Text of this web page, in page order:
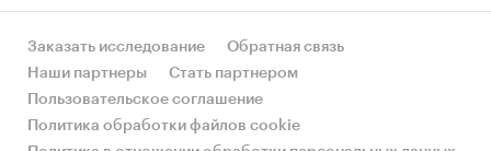
Заказать исследование
Обратная связь
Наши партнеры
Стать партнером
Пользовательское соглашение
Политика обработки файлов cookie